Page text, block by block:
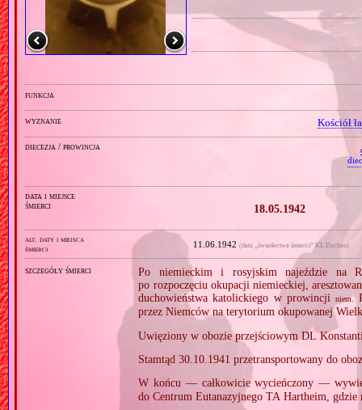
funkcja
wyznanie Kościół
diecezja / prowincja
data i miejsce
śmierci
18.05.1942
alt. daty i miejsca
śmierci
11.06.1942(data „świadectwa śmierci” KL Dachau)
szczegóły śmierci
Po niemieckim i rosyjskim najeździe na
po rozpoczęciu okupacji niemieckiej,
duchowieństwa katolickiego w prowincji niem.
przez Niemców na terytorium okupowanej
Uwięziony w obozie przejściowym DL
Stamtąd 30.10.1941 przetransportowany do
W końcu — całkowicie wycieńczony —
do Centrum Eutanazyjnego TA Hartheim, gdzie